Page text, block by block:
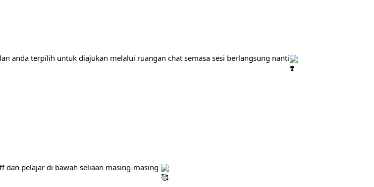
anda terpilih untuk diajukan melalui ruangan chat semasa sesi berlangsung nanti
dan pelajar di bawah seliaan masing-masing